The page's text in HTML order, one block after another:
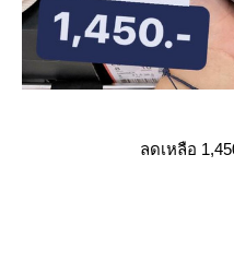
ลดเหลือ